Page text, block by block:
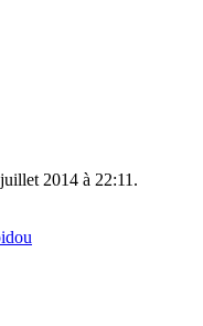
2014 à 22:11.